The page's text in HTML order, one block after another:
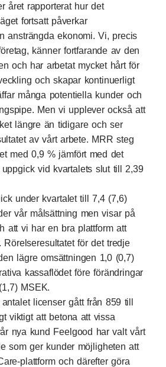
året rapporterat hur det
fortsatt påverkar
ansträngda ekonomi. Vi, precis
känner fortfarande av den
och har arbetat mycket hårt för
och skapar kontinuerligt
många potentiella kunder och
Men vi upplever också att
längre än tidigare och ser
av vårt arbete. MRR steg
med 0,9 % jämfört med det
vid kvartalets slut till 2,39
under kvartalet till 7,4 (7,6)
vår målsättning men visar på
att vi har en bra plattform att
Rörelseresultatet för det tredje
lägre omsättningen 1,0 (0,7)
kassaflödet före förändringar
MSEK.
licenser gått från 859 till
viktigt att betona att vissa
nya kund Feelgood har valt vårt
som ger kunder möjligheten att
plattform och därefter göra